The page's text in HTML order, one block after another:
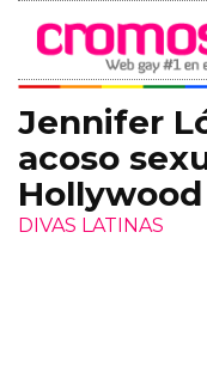
Jennifer
acoso
Hollywood
DIVAS LATINAS